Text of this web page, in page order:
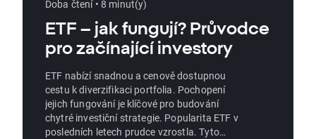
Doba čtení • 8 minut(y)
ETF – jak fungují? Průvodce
pro začínající investory
ETF nabízí snadnou a cenově dostupnou
cestu k diverzifikaci portfolia. Pochopení
jejich fungování je klíčové pro budování
chytré investiční strategie. Popularita ETF v
posledních letech prudce vzrostla. Tyto